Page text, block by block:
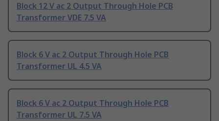
Block 12 V ac 2 Output Through Hole PCB
Transformer VDE 7.5 VA
Block 6 V ac 2 Output Through Hole PCB
Transformer UL 4.5 VA
Block 6 V ac 2 Output Through Hole PCB
Transformer UL 7.5 VA